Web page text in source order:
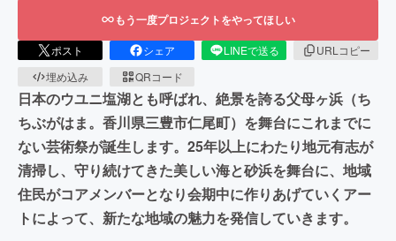
もう一度プロジェクトをやってほしい
ポスト シェア LINEで送る
URLコピー
埋め込み
QRコード
日本のウユニ塩湖とも呼ばれ、絶景を誇る父母ヶ浜（ち
ちぶがはま。香川県三豊市仁尾町）を舞台にこれまでに
ない芸術祭が誕生します。25年以上にわたり地元有志が
清掃し、守り続けてきた美しい海と砂浜を舞台に、地域
住民がコアメンバーとなり会期中に作りあげていくアー
トによって、新たな地域の魅力を発信していきます。